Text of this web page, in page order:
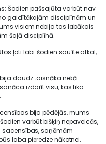
Šodien pašsajūta varbūt nav
gaidītākajām disciplīnām un
visiem nebija tas labākais
šajā disciplīnā.
ļoti labi, šodien saulīte atkal,
bija daudz taisnāka nekā
izdarīt visu, kas tika
bija pēdējās, mums
varbūt bišķiņ nepaveicās,
sacensības, saņēmām
laba pieredze nākotnei.